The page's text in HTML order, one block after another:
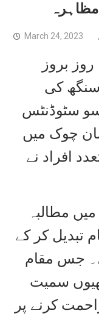
مظاہرہ
March 24, 2023
بروز
بھگت سنگھ کی
سٹوڈنٹس
چوک میں
افراد نے
مطالبہ
تبدیل کر کے
جس مقام
سمیت
کرنے پر